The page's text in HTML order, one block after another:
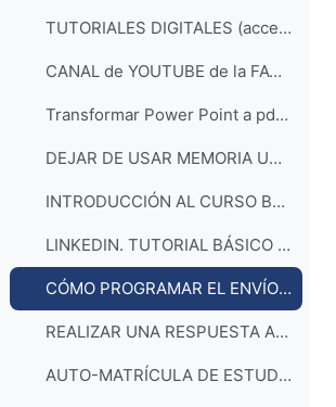
TUTORIALES DIGITALES (acceso a lista de reproducción)
CANAL de YOUTUBE de la FACULTAD de VETERINARIA de la UNIVERSIDAD DE ZARAGOZA
Transformar Power Point a pdf para evitar cambios de formato en el documento
DEJAR DE USAR MEMORIA USB EN ENTORNO GOOGLE
INTRODUCCIÓN AL CURSO BÁSICO DE LINKEDIN EN LA FTAD. VETERINARIA ZARAGOZA (UPDATED)
LINKEDIN. TUTORIAL BÁSICO PARA FTAD. VETERINARIA ZARAGOZA (UPDATED)
CÓMO PROGRAMAR EL ENVÍO CORREO ELECTRÓNICO
REALIZAR UNA RESPUESTA AUTOMÁTICA CON EL CORREO ELECTRÓNICO
AUTO-MATRÍCULA DE ESTUDIANTES EN MOODLE